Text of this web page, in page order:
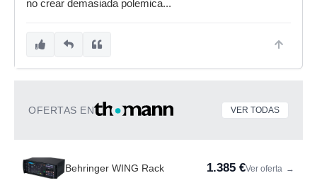
no crear demasiada polemica...
OFERTAS EN VER TODAS
Behringer WING Rack 1.385 €Ver oferta →